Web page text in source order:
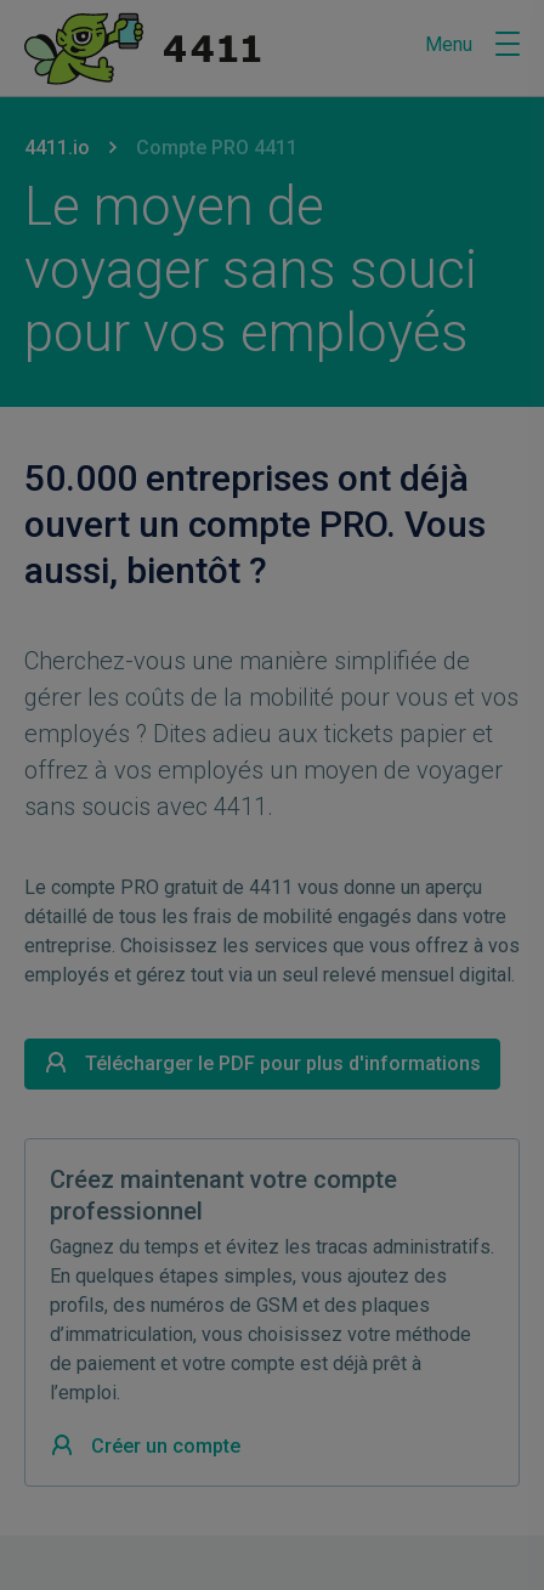
Menu
U bevindt zich hier:
van
4411.io naarCompte PRO 4411
Le moyen de
voyager sans souci
pour vos employés
50.000 entreprises ont déjà
ouvert un compte PRO. Vous
aussi, bientôt ?
Cherchez-vous une manière simplifiée de
gérer les coûts de la mobilité pour vous et vos
employés ? Dites adieu aux tickets papier et
offrez à vos employés un moyen de voyager
sans soucis avec 4411.
Le compte PRO gratuit de 4411 vous donne un aperçu
détaillé de tous les frais de mobilité engagés dans votre
entreprise. Choisissez les services que vous offrez à vos
employés et gérez tout via un seul relevé mensuel digital.
Télécharger le PDF pour plus d'informations
Créez maintenant votre compte
professionnel
Gagnez du temps et évitez les tracas administratifs.
En quelques étapes simples, vous ajoutez des
profils, des numéros de GSM et des plaques
d’immatriculation, vous choisissez votre méthode
de paiement et votre compte est déjà prêt à
l’emploi.
Créer un compte